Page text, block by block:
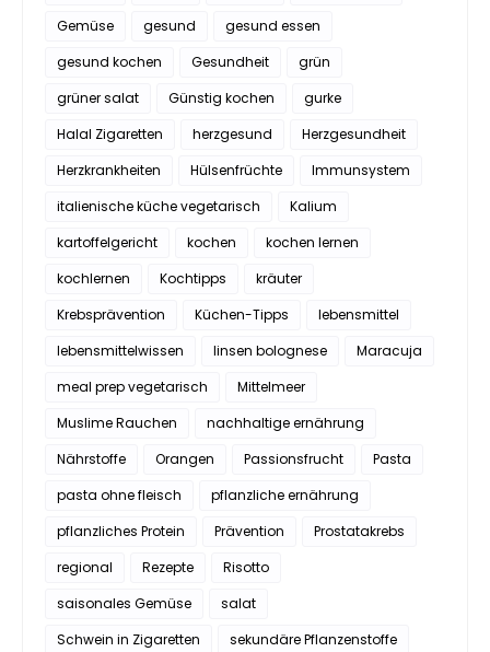
Gemüse
gesund
gesund essen
gesund kochen
Gesundheit
grün
grüner salat
Günstig kochen
gurke
Halal Zigaretten
herzgesund
Herzgesundheit
Herzkrankheiten
Hülsenfrüchte
Immunsystem
italienische küche vegetarisch
Kalium
kartoffelgericht
kochen
kochen lernen
kochlernen
Kochtipps
kräuter
Krebsprävention
Küchen-Tipps
lebensmittel
lebensmittelwissen
linsen bolognese
Maracuja
meal prep vegetarisch
Mittelmeer
Muslime Rauchen
nachhaltige ernährung
Nährstoffe
Orangen Passionsfrucht
Pasta
pasta ohne fleisch
pflanzliche ernährung
pflanzliches Protein
Prävention
Prostatakrebs
regional
Rezepte
Risotto
saisonales Gemüse
salat
Schwein in Zigaretten
sekundäre Pflanzenstoffe